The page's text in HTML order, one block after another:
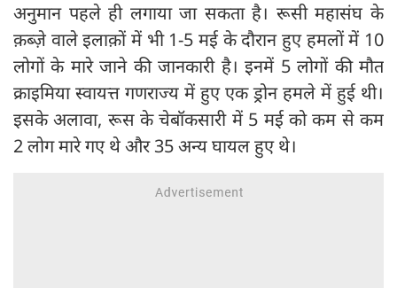
अनुमान पहले ही लगाया जा सकता है। रूसी महासंघ के
क़ब्ज़े वाले इलाक़ों में भी 1-5 मई के दौरान हुए हमलों में 10
लोगों के मारे जाने की जानकारी है। इनमें 5 लोगों की मौत
क्राइमिया स्वायत्त गणराज्य में हुए एक ड्रोन हमले में हुई थी।
इसके अलावा, रूस के चेबॉकसारी में 5 मई को कम से कम
2 लोग मारे गए थे और 35 अन्य घायल हुए थे।